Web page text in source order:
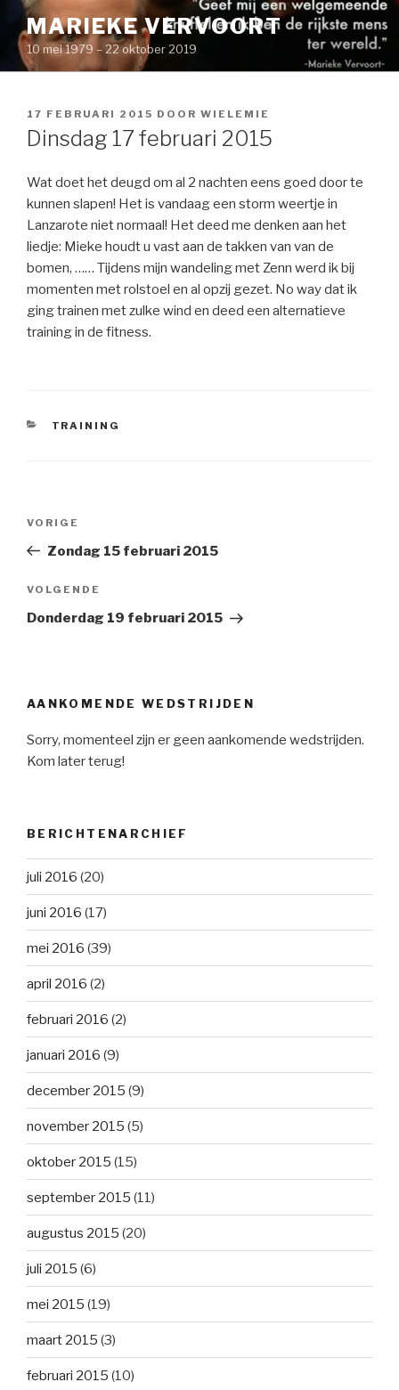
Naar
inhoud
springen
MARIEKE VERVOORT
10 mei 1979 – 22 oktober 2019
GEPLAATST
OP
17 FEBRUARI 2015 DOOR WIELEMIE
Dinsdag 17 februari 2015
Wat doet het deugd om al 2 nachten eens goed door te
kunnen slapen! Het is vandaag een storm weertje in
Lanzarote niet normaal! Het deed me denken aan het
liedje: Mieke houdt u vast aan de takken van van de
bomen, …… Tijdens mijn wandeling met Zenn werd ik bij
momenten met rolstoel en al opzij gezet. No way dat ik
ging trainen met zulke wind en deed een alternatieve
training in de fitness.
CATEGORIEËN
TRAINING
Vorig
bericht
VORIGE
Zondag 15 februari 2015
Volgend
Bericht
VOLGENDE
Donderdag 19 februari 2015
AANKOMENDE WEDSTRIJDEN
Sorry, momenteel zijn er geen aankomende wedstrijden.
Kom later terug!
BERICHTENARCHIEF
juli 2016 (20)
juni 2016 (17)
mei 2016 (39)
april 2016 (2)
februari 2016 (2)
januari 2016 (9)
december 2015 (9)
november 2015 (5)
oktober 2015 (15)
september 2015 (11)
augustus 2015 (20)
juli 2015 (6)
mei 2015 (19)
maart 2015 (3)
februari 2015 (10)